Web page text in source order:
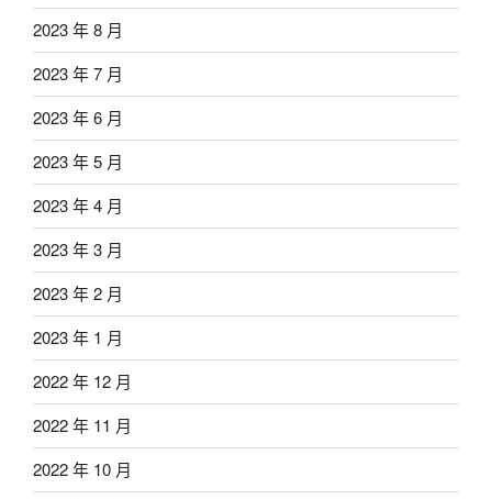
2023 年 8 月
2023 年 7 月
2023 年 6 月
2023 年 5 月
2023 年 4 月
2023 年 3 月
2023 年 2 月
2023 年 1 月
2022 年 12 月
2022 年 11 月
2022 年 10 月